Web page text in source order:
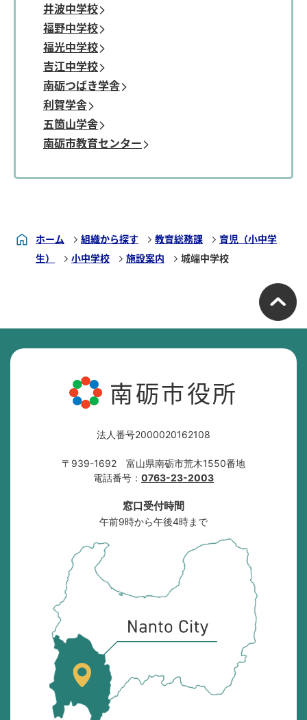
井波中学校
福野中学校
福光中学校
吉江中学校
南砺つばき学舎
利賀学舎
五箇山学舎
南砺市教育センター
ホーム 組織から探す 教育総務課
育児（小中学
生）
小中学校 施設案内 城端中学校
南砺市役所
法人番号2000020162108
〒939-1692 富山県南砺市荒木1550番地
電話番号： 0763-23-2003
窓口受付時間
午前9時から午後4時まで
位
置
を
記
し
た
地